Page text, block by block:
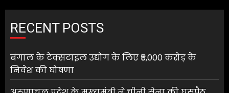
RECENT POSTS
बंगाल के टेक्सटाइल उद्योग के लिए ₹5,000 करोड़ के
निवेश की घोषणा